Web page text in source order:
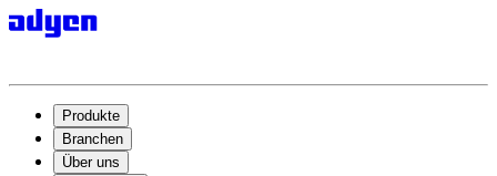
Produkte
Branchen
Über uns